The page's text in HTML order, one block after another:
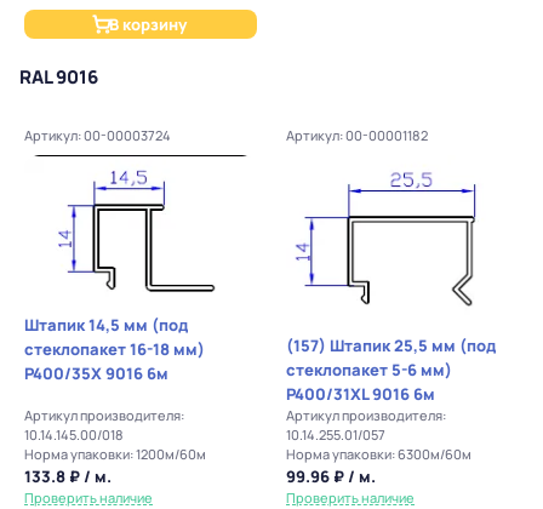
В корзину
RAL 9016
Артикул: 00-00003724
Штапик 14,5 мм (под
стеклопакет 16-18 мм)
P400/35X 9016 6м
Артикул производителя:
10.14.145.00/018
Норма упаковки: 1200м/60м
133.8 ₽ / м.
Проверить наличие
Артикул: 00-00001182
(157) Штапик 25,5 мм (под
стеклопакет 5-6 мм)
P400/31XL 9016 6м
Артикул производителя:
10.14.255.01/057
Норма упаковки: 6300м/60м
99.96 ₽ / м.
Проверить наличие